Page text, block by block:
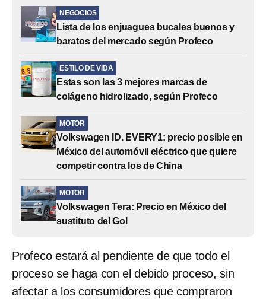
NEGOCIOS
Lista de los enjuagues bucales buenos y
baratos del mercado según Profeco
ESTILO DE VIDA
Estas son las 3 mejores marcas de
colágeno hidrolizado, según Profeco
MOTOR
Volkswagen ID. EVERY1: precio posible en
México del automóvil eléctrico que quiere
competir contra los de China
MOTOR
Volkswagen Tera: Precio en México del
sustituto del Gol
Profeco estará al pendiente de que todo el
proceso se haga con el debido proceso, sin
afectar a los consumidores que compraron